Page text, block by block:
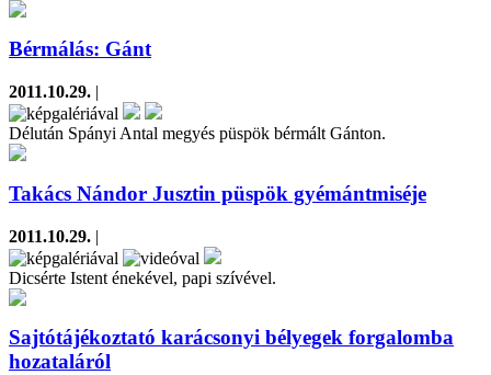
Bérmálás: Gánt
2011.10.29. |
Délután Spányi Antal megyés püspök bérmált Gánton.
Takács Nándor Jusztin püspök gyémántmiséje
2011.10.29. |
Dicsérte Istent énekével, papi szívével.
Sajtótájékoztató karácsonyi bélyegek forgalomba
hozataláról